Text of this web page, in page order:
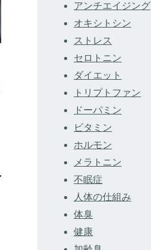
アンチエイジング
オキシトシン
ストレス
セロトニン
ダイエット
トリプトファン
ドーパミン
ビタミン
ホルモン
メラトニン
不眠症
人体の仕組み
体臭
健康